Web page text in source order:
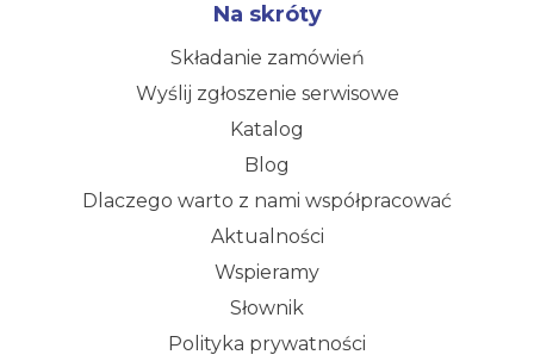
Na skróty
Składanie zamówień
Wyślij zgłoszenie serwisowe
Katalog
Blog
Dlaczego warto z nami współpracować
Aktualności
Wspieramy
Słownik
Polityka prywatności